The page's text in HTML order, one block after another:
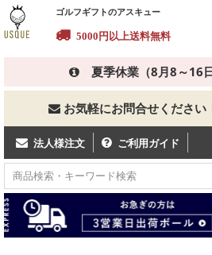
ゴルフギフトのアスキュー
5000円以上送料無料
夏季休業（8月8～16
お気軽にお問合せください
法人様注文 ご利用ガイド